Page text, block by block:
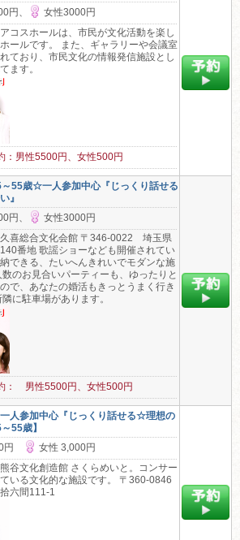
円、
女性3000円
コスホールは、市民が文化活動を楽し
ールです。 また、ギャラリーや会議室
ており、市民文化の情報発信施設とし
ます。
：男性5500円、女性500円
55歳☆一人参加中心『じっくり話せる
』
円、
女性3000円
喜総合文化会館 〒346-0022 埼玉県
番地 歌謡ショーなども開催されてい
できる、たいへんきれいでモダンな施
のお見合いパーティーも、ゆったりと
で、あなたの婚活もきっとうまく行き
に駐車場があります。
： 男性5500円、女性500円
人参加中心『じっくり話せる☆理想の
55歳】
円
女性 3,000円
谷文化創造館 さくらめいと。コンサー
いる文化的な施設です。 〒360-0846
六間111-1